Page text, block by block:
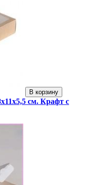
В корзину
см. Крафт с